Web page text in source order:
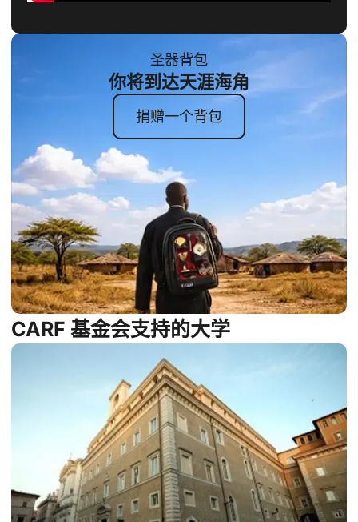
圣器背包
你将到达天涯海角
捐赠一个背包
CARF 基金会支持的大学